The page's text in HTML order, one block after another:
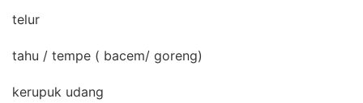
telur
tahu / tempe ( bacem/ goreng)
kerupuk udang